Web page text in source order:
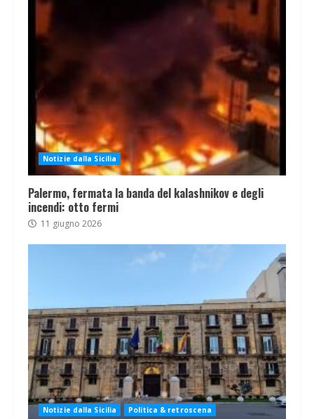
Notizie dalla Sicilia
Palermo, fermata la banda del kalashnikov e degli
incendi: otto fermi
11 giugno 2026
Notizie dalla Sicilia Politica & retroscena